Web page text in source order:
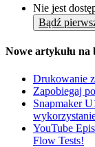
Nie jest
Bądź
Nowe artykułu na
Drukowanie
Zapobiegaj
Snapmaker
YouTube
Flow Tests!